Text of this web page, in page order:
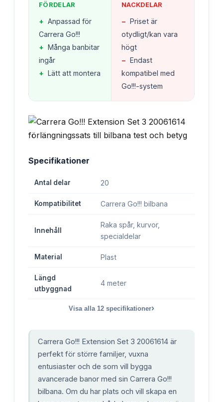
FÖRDELAR
+ Anpassad för
Carrera Go!!!
+ Många banbitar
ingår
+ Lätt att montera
NACKDELAR
− Priset är
otydligt/kan vara
högt
− Endast
kompatibel med
Go!!!-system
Specifikationer
Antal delar 20
Kompatibilitet Carrera Go!!! bilbana
Innehåll
Raka spår, kurvor,
specialdelar
Material Plast
Längd
utbyggnad
4 meter
Visa alla 12 specifikationer›
Carrera Go!!! Extension Set 3 20061614 är
perfekt för större familjer, vuxna
entusiaster och de som vill bygga
avancerade banor med sin Carrera Go!!!
bilbana. Om du har plats och vill skapa en